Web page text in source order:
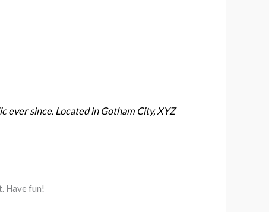
ever since. Located in Gotham City, XYZ
Have fun!